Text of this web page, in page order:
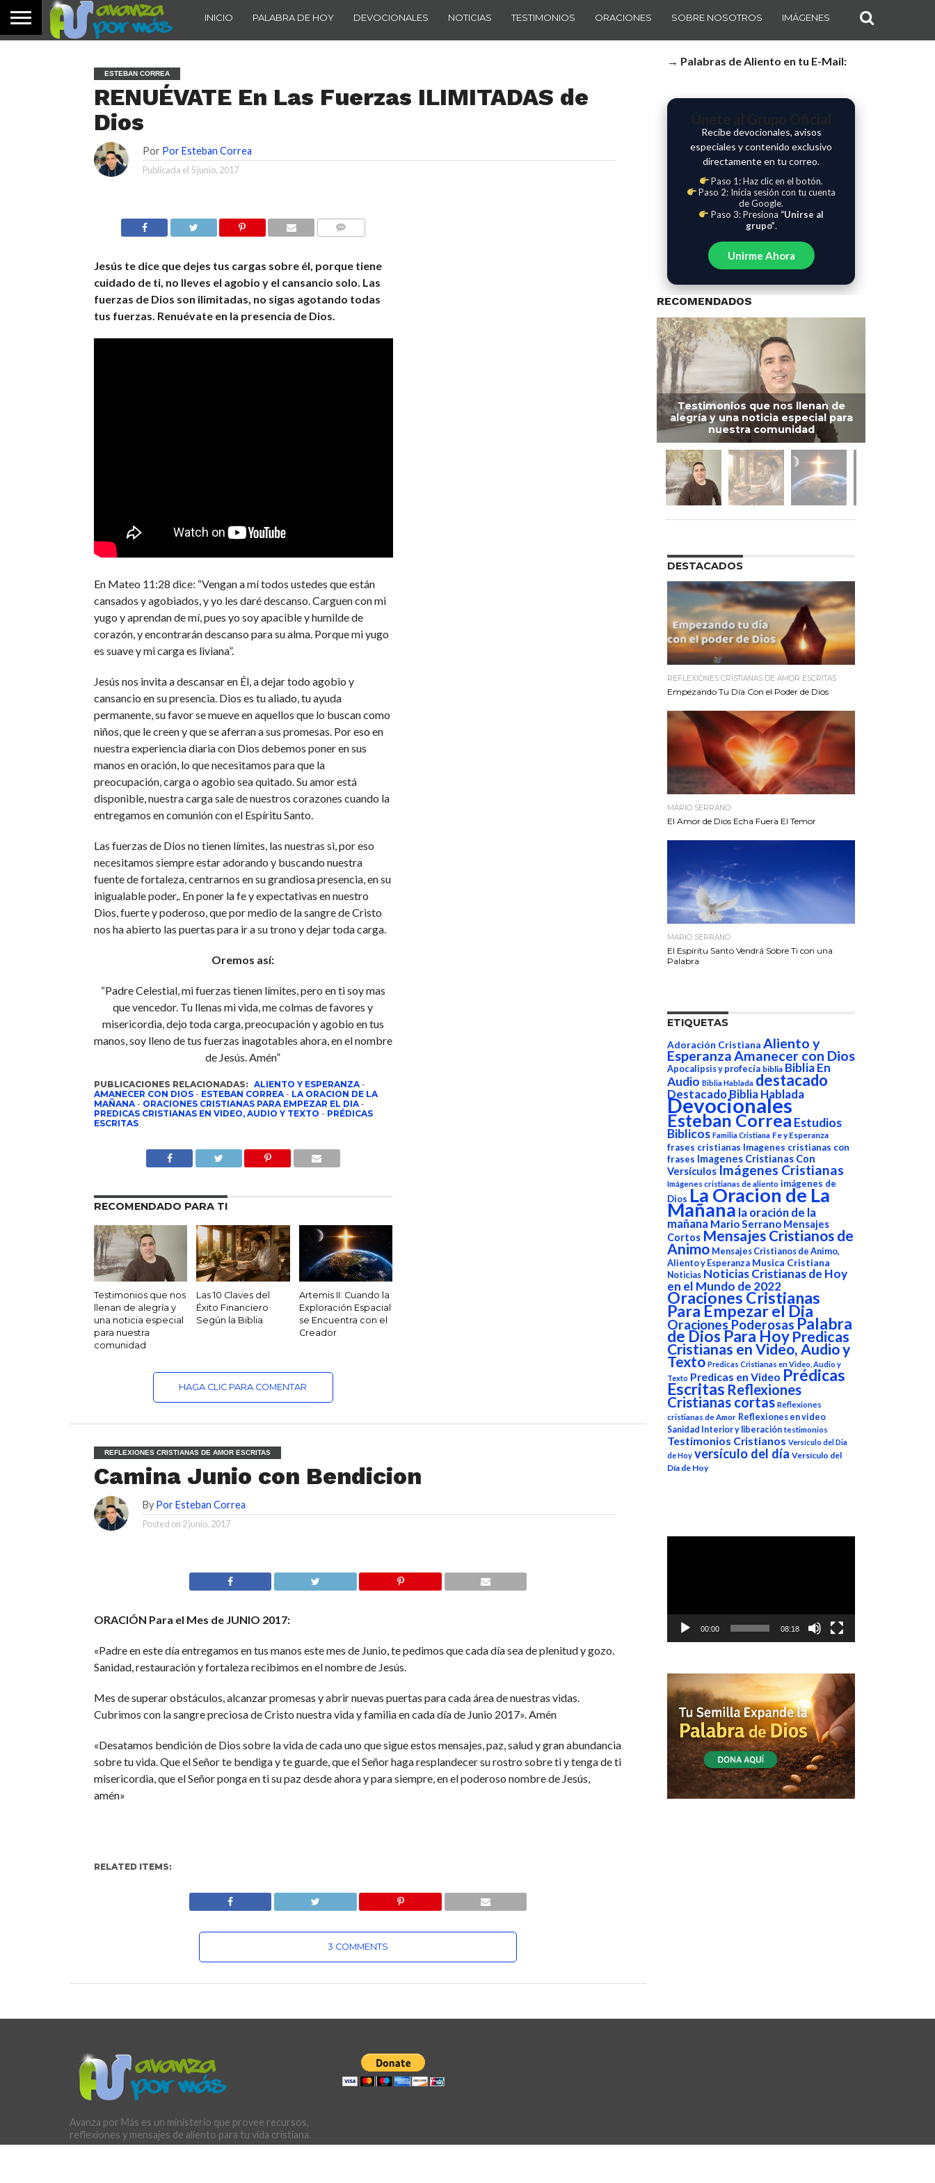
INICIO PALABRA DE HOY DEVOCIONALES NOTICIAS TESTIMONIOS ORACIONES SOBRE NOSOTROS IMÁGENES
ESTEBAN CORREA
RENUÉVATE En Las Fuerzas ILIMITADAS de
Dios
Por Por Esteban Correa
Publicada el 5 junio, 2017
Jesús te dice que dejes tus cargas sobre él, porque tiene
cuidado de ti, no lleves el agobio y el cansancio solo. Las
fuerzas de Dios son ilimitadas, no sigas agotando todas
tus fuerzas. Renuévate en la presencia de Dios.
En Mateo 11:28 dice: “Vengan a mí todos ustedes que están
cansados y agobiados, y yo les daré descanso. Carguen con mi
yugo y aprendan de mí, pues yo soy apacible y humilde de
corazón, y encontrarán descanso para su alma. Porque mi yugo
es suave y mi carga es liviana”.
Jesús nos invita a descansar en Él, a dejar todo agobio y
cansancio en su presencia. Dios es tu aliado, tu ayuda
permanente, su favor se mueve en aquellos que lo buscan como
niños, que le creen y que se aferran a sus promesas. Por eso en
nuestra experiencia diaria con Dios debemos poner en sus
manos en oración, lo que necesitamos para que la
preocupación, carga o agobio sea quitado. Su amor está
disponible, nuestra carga sale de nuestros corazones cuando la
entregamos en comunión con el Espíritu Santo.
Las fuerzas de Dios no tienen límites, las nuestras si, por eso
necesitamos siempre estar adorando y buscando nuestra
fuente de fortaleza, centrarnos en su grandiosa presencia, en su
inigualable poder,. En poner la fe y expectativas en nuestro
Dios, fuerte y poderoso, que por medio de la sangre de Cristo
nos ha abierto las puertas para ir a su trono y dejar toda carga.
Oremos así:
“Padre Celestial, mi fuerzas tienen límites, pero en ti soy mas
que vencedor. Tu llenas mi vida, me colmas de favores y
misericordia, dejo toda carga, preocupación y agobio en tus
manos, soy lleno de tus fuerzas inagotables ahora, en el nombre
de Jesús. Amén”
PUBLICACIONES RELACIONADAS: ALIENTO Y ESPERANZA-
AMANECER CON DIOS- ESTEBAN CORREA- LA ORACION DE LA
MAÑANA- ORACIONES CRISTIANAS PARA EMPEZAR EL DIA-
PREDICAS CRISTIANAS EN VIDEO, AUDIO Y TEXTO - PRÉDICAS
ESCRITAS
RECOMENDADO PARA TI
Testimonios que nos
llenan de alegría y
una noticia especial
para nuestra
comunidad
Las 10 Claves del
Éxito Financiero
Según la Biblia
Artemis II: Cuando la
Exploración Espacial
se Encuentra con el
Creador
HAGA CLIC PARA COMENTAR
REFLEXIONES CRISTIANAS DE AMOR ESCRITAS
Camina Junio con Bendicion
By Por Esteban Correa
Posted on 2 junio, 2017
ORACIÓN Para el Mes de JUNIO 2017:
«Padre en este día entregamos en tus manos este mes de Junio, te pedimos que cada día sea de plenitud y gozo.
Sanidad, restauración y fortaleza recibimos en el nombre de Jesús.
Mes de superar obstáculos, alcanzar promesas y abrir nuevas puertas para cada área de nuestras vidas.
Cubrimos con la sangre preciosa de Cristo nuestra vida y familia en cada día de Junio 2017». Amén
«Desatamos bendición de Dios sobre la vida de cada uno que sigue estos mensajes, paz, salud y gran abundancia
sobre tu vida. Que el Señor te bendiga y te guarde, que el Señor haga resplandecer su rostro sobre ti y tenga de ti
misericordia, que el Señor ponga en ti su paz desde ahora y para siempre, en el poderoso nombre de Jesús,
amén»
RELATED ITEMS:
3 COMMENTS
→ Palabras de Aliento en tu E-Mail:
Recibe devocionales, avisos
especiales y contenido exclusivo
directamente en tu correo.
Paso 1: Haz clic en el botón.
Paso 2: Inicia sesión con tu cuenta
de Google.
Paso 3: Presiona “Unirse al
grupo”.
Unirme Ahora
RECOMENDADOS
Testimonios que nos llenan de
alegría y una noticia especial para
nuestra comunidad
DESTACADOS
REFLEXIONES CRISTIANAS DE AMOR ESCRITAS
Empezando Tu Día Con el Poder de Dios
MARIO SERRANO
El Amor de Dios Echa Fuera El Temor
MARIO SERRANO
El Espíritu Santo Vendrá Sobre Ti con una
Palabra
ETIQUETAS
Adoración Cristiana Aliento y
EsperanzaAmanecer con Dios
Apocalipsis y profecía biblia Biblia En
Audio Biblia Hablada destacado
Destacado Biblia Hablada
Devocionales
Esteban Correa Estudios
Biblicos Familia Cristiana Fe y Esperanza
frases cristianas Imagenes cristianas con
frases Imagenes Cristianas Con
Versículos Imágenes Cristianas
Imágenes cristianas de aliento imágenes de
Dios La Oracion de La
Mañana la oración de la
mañana Mario Serrano Mensajes
Cortos Mensajes Cristianos de
Animo Mensajes Cristianos de Animo,
Aliento y Esperanza Musica Cristiana
Noticias Noticias Cristianas de Hoy
en el Mundo de 2022
Oraciones Cristianas
Para Empezar el Dia
Oraciones Poderosas Palabra
de Dios Para HoyPredicas
Cristianas en Video, Audio y
Texto Predicas Cristianas en Video, Audio y
Texto Predicas en Video Prédicas
Escritas Reflexiones
Cristianas cortas Reflexiones
cristianas de Amor Reflexiones en video
Sanidad Interior y liberación testimonios
Testimonios Cristianos Versículo del Dia
de Hoy versículo del día Versículo del
Día de Hoy
Reproductor
00:00 08:18
Avanza por Más es un ministerio que provee recursos,
reflexiones y mensajes de aliento para tu vida cristiana.